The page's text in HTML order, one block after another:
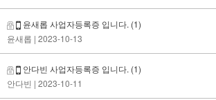
윤새롭 사업자등록증 입니다. (1)
윤새롭 | 2023-10-13
안다빈 사업자등록증 입니다. (1)
안다빈 | 2023-10-11